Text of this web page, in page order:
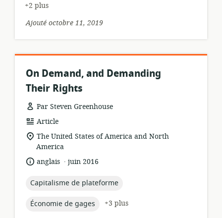
+2 plus
Ajouté octobre 11, 2019
On Demand, and Demanding
Their Rights
Par Steven Greenhouse
Format
de
ressource:
Article
Lieu
de
pertinence:
The United States of America and North
America
langue:
anglais .
date
publication:
juin 2016
topic:
Capitalisme de plateforme
topic:
Économie de gages
+3 plus